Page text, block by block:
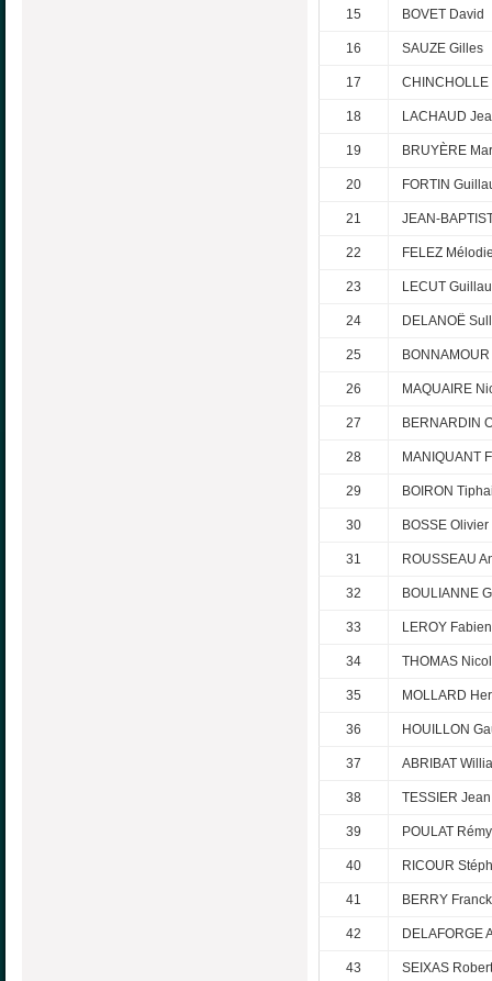
15 BOVET David
16 SAUZE Gilles
17 CHINCHOLLE
18 LACHAUD
19 BRUYÈRE
20 FORTIN
21 JEAN-
22 FELEZ
23 LECUT
24 DELANOË
25
26 MAQUAIRE
27 BERNARDIN
28 MANIQUANT
29 BOIRON
30 BOSSE Olivier
31 ROUSSEAU
32 BOULIANNE
33 LEROY Fabien
34 THOMAS
35 MOLLARD
36 HOUILLON
37 ABRIBAT
38 TESSIER Jean
39 POULAT Rémy
40 RICOUR
41 BERRY Franck
42 DELAFORGE
43 SEIXAS